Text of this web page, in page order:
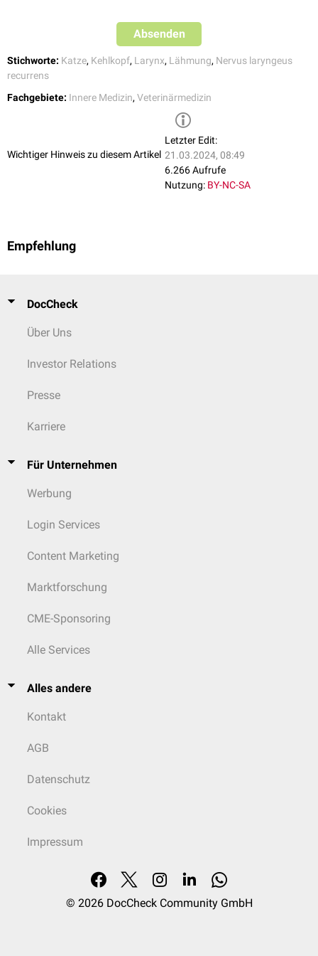
Absenden
Stichworte: Katze, Kehlkopf, Larynx, Lähmung, Nervus laryngeus
recurrens
Fachgebiete: Innere Medizin, Veterinärmedizin
Wichtiger Hinweis zu diesem Artikel
Letzter Edit:
21.03.2024, 08:49
6.266 Aufrufe
Nutzung: BY-NC-SA
Empfehlung
DocCheck
Über Uns
Investor Relations
Presse
Karriere
Für Unternehmen
Werbung
Login Services
Content Marketing
Marktforschung
CME-Sponsoring
Alle Services
Alles andere
Kontakt
AGB
Datenschutz
Cookies
Impressum
© 2026 DocCheck Community GmbH